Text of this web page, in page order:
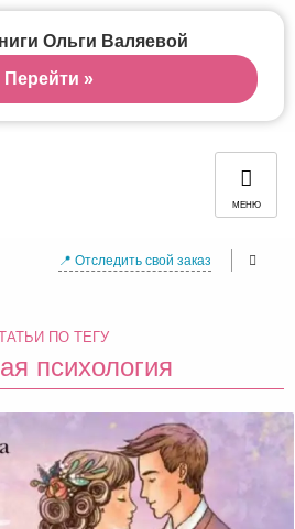
МЕНЮ
📍 Отследить свой заказ
ПО ТЕГУ
психология
Ольги Валяевой
Перейти »